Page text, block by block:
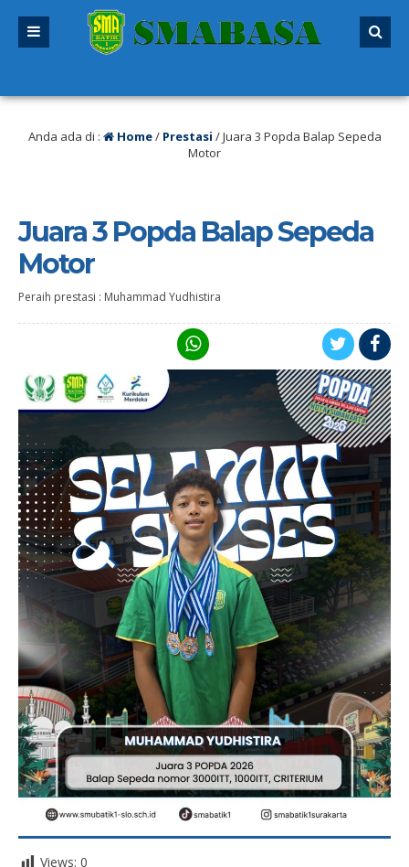
Anda ada di : Home/ Prestasi /Juara 3 Popda Balap Sepeda
Motor
Juara 3 Popda Balap Sepeda
Motor
Peraih prestasi : Muhammad Yudhistira
Views: 0